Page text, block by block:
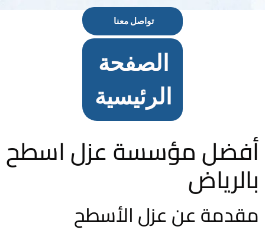
تواصل معنا
الصفحة
الرئيسية
أفضل مؤسسة عزل اسطح
بالرياض
مقدمة عن عزل الأسطح